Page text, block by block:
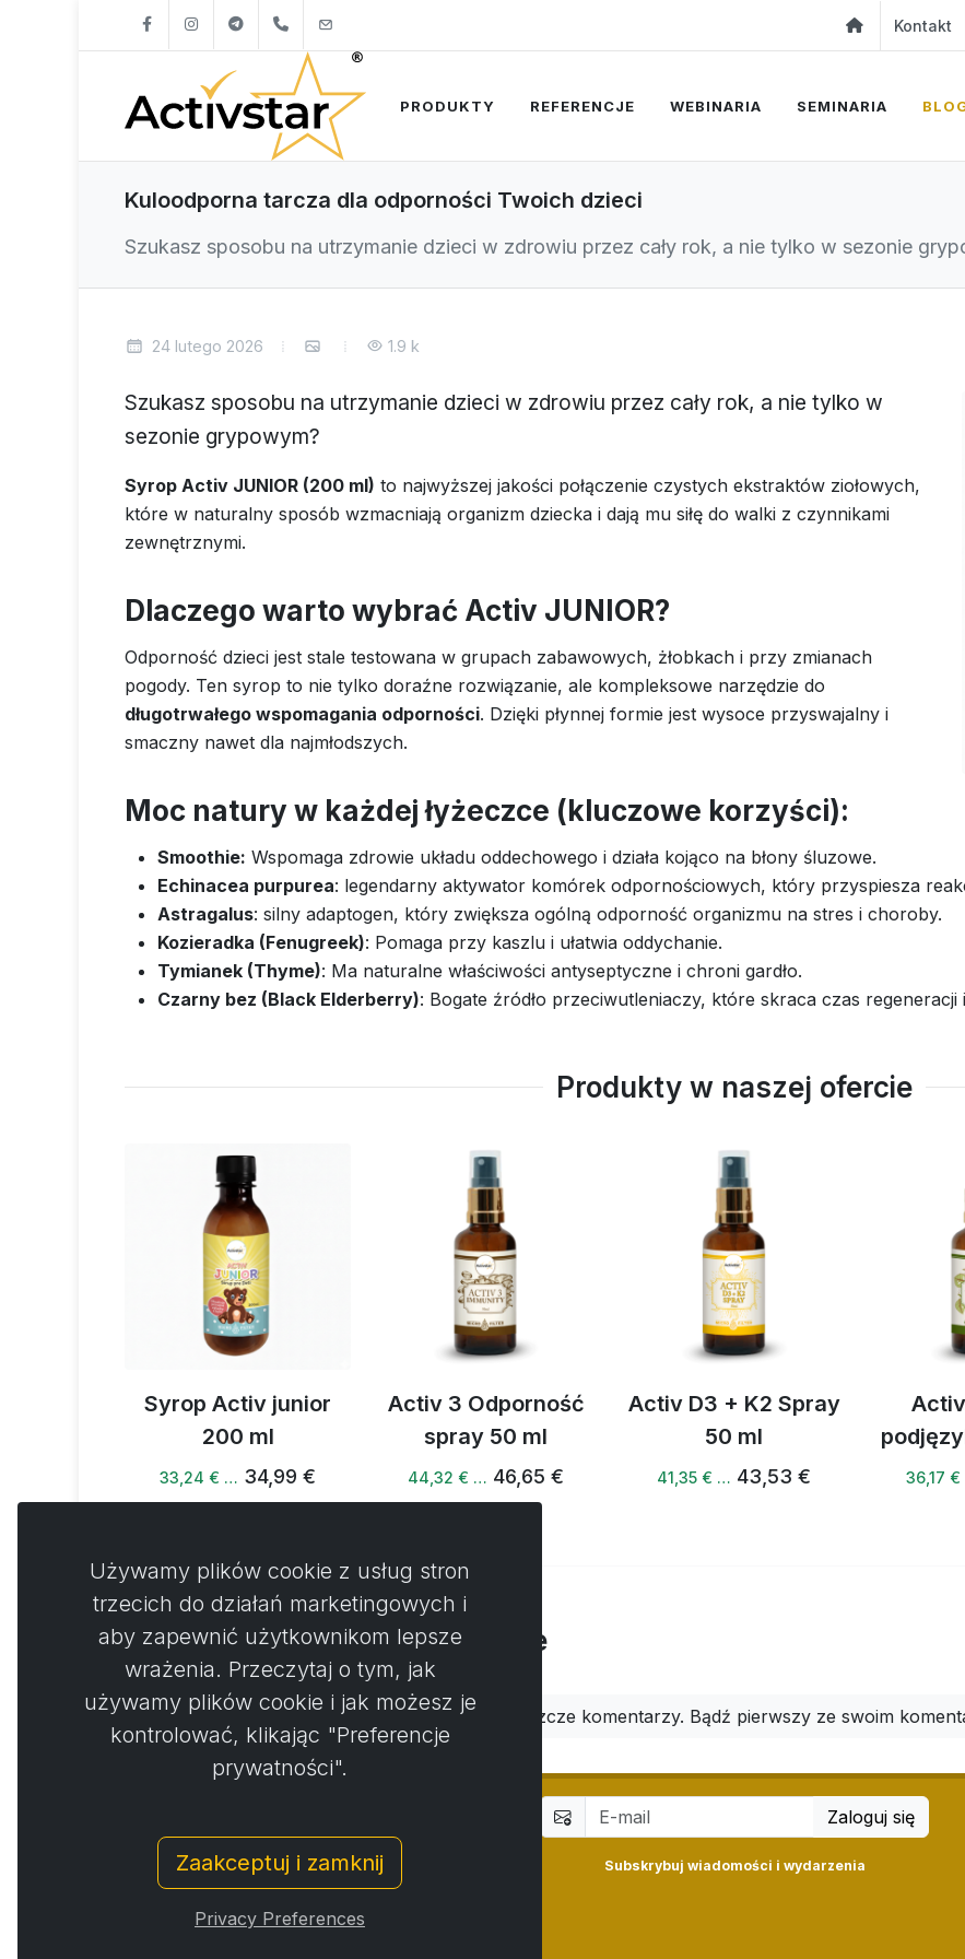
+421904262747 Kontakt
PRODUKTY REFERENCJE WEBINARIA SEMINARIA
Kuloodporna tarcza dla odporności Twoich dzieci
Szukasz sposobu na utrzymanie dzieci w zdrowiu przez cały rok, a nie tylko w sezonie
24 lutego 2026 1.9 k
Szukasz sposobu na utrzymanie dzieci w zdrowiu przez cały rok, a nie tylko w
sezonie grypowym?
Syrop Activ JUNIOR (200 ml) to najwyższej jakości połączenie czystych ekstraktów ziołowych,
które w naturalny sposób wzmacniają organizm dziecka i dają mu siłę do walki z czynnikami
zewnętrznymi.
Dlaczego warto wybrać Activ JUNIOR?
Odporność dzieci jest stale testowana w grupach zabawowych, żłobkach i przy zmianach
pogody. Ten syrop to nie tylko doraźne rozwiązanie, ale kompleksowe narzędzie do
długotrwałego wspomagania odporności. Dzięki płynnej formie jest wysoce przyswajalny i
smaczny nawet dla najmłodszych.
Moc natury w każdej łyżeczce (kluczowe korzyści):
Smoothie: Wspomaga zdrowie układu oddechowego i działa kojąco na błony śluzowe.
Echinacea purpurea: legendarny aktywator komórek odpornościowych, który przyspiesza
Astragalus: silny adaptogen, który zwiększa ogólną odporność organizmu na stres i choroby.
Kozieradka (Fenugreek): Pomaga przy kaszlu i ułatwia oddychanie.
Tymianek (Thyme): Ma naturalne właściwości antyseptyczne i chroni gardło.
Czarny bez (Black Elderberry): Bogate źródło przeciwutleniaczy, które skraca czas regeneracji
Produkty w naszej ofercie
Syrop Activ junior
200 ml
33,24 € … 34,99 €
Activ 3 Odporność
spray 50 ml
44,32 € … 46,65 €
Activ D3 + K2 Spray
50 ml
41,35 € … 43,53 € 36,17
0 Komentarze
Nie ma jeszcze komentarzy. Bądź pierwszy ze swoim
© Copyright 2014 - 2026Activstar
Zaloguj się
Subskrybuj wiadomości i wydarzenia
Używamy plików cookie z usług stron
trzecich do działań marketingowych i
aby zapewnić użytkownikom lepsze
wrażenia. Przeczytaj o tym, jak
używamy plików cookie i jak możesz je
kontrolować, klikając "Preferencje
prywatności".
Zaakceptuj i zamknij
Privacy Preferences